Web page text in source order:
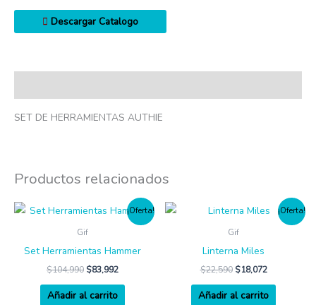
Descargar Catalogo
SET DE HERRAMIENTAS AUTHIE
Productos relacionados
¡Oferta!
Gif
Set Herramientas Hammer
$104,990 $83,992
Añadir al carrito
¡Oferta!
Gif
Linterna Miles
$22,590 $18,072
Añadir al carrito